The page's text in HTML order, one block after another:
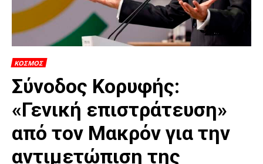
ΚΟΣΜΟΣ
Σύνοδος Κορυφής:
«Γενική επιστράτευση»
από τον Μακρόν για την
αντιμετώπιση της